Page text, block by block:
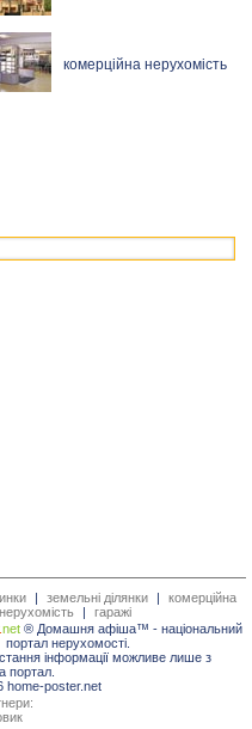
комерційна нерухомість
| земельні ділянки |
комерційна
нерухомість
|
гаражі
net® Домашня афіша™ - національний
портал нерухомості.
інформації можливе лише з
портал.
home-poster.net